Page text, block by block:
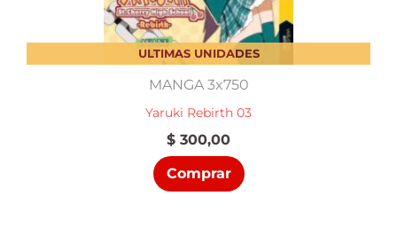
ULTIMAS UNIDADES
MANGA 3x750
Yaruki Rebirth 03
$ 300,00
Comprar